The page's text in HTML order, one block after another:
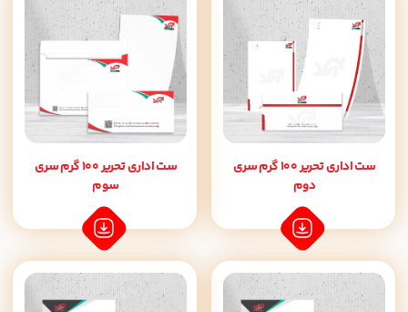
ست اداری تحریر 100 گرم سری
دوم
ست اداری تحریر 100 گرم سری
سوم